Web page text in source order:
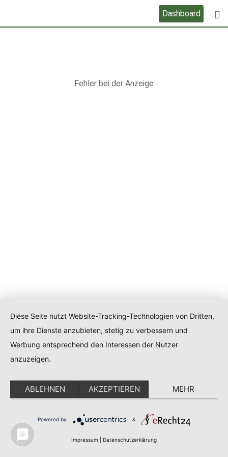
Dashboard
Fehler bei der Anzeige
Diese Seite nutzt Website-Tracking-Technologien von Dritten,
um ihre Dienste anzubieten, stetig zu verbessern und
Werbung entsprechend den Interessen der Nutzer
anzuzeigen.
ABLEHNEN AKZEPTIEREN MEHR
Powered by &
Impressum Datenschutzerklärung